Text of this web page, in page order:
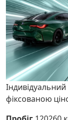
Індивідуальний
фіксованою